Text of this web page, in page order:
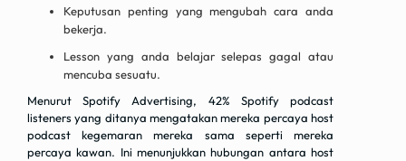
Keputusan penting yang mengubah cara anda
bekerja.
Lesson yang anda belajar selepas gagal atau
mencuba sesuatu.
Menurut Spotify Advertising, 42% Spotify podcast
listeners yang ditanya mengatakan mereka percaya host
podcast kegemaran mereka sama seperti mereka
percaya kawan. Ini menunjukkan hubungan antara host